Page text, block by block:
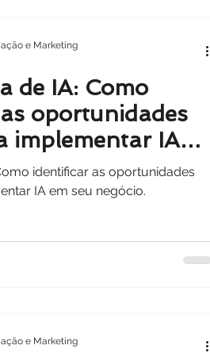
de IA: Como
oportunidades
implementar IA
identificar as oportunidades
IA em seu negócio.
e Marketing
e Marketing